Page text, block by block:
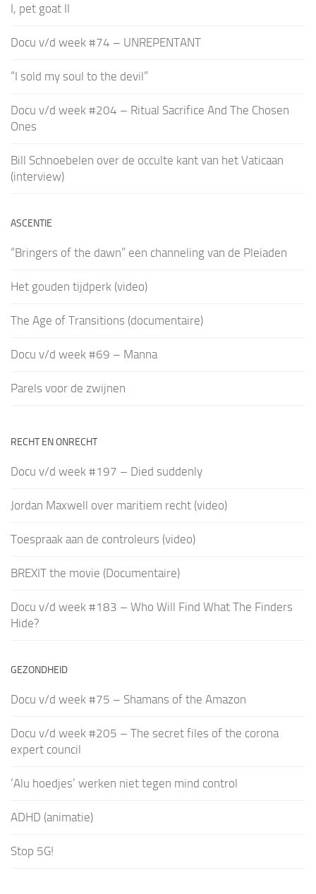
I, pet goat II
Docu v/d week #74 – UNREPENTANT
“I sold my soul to the devil”
Docu v/d week #204 – Ritual Sacrifice And The Chosen
Ones
Bill Schnoebelen over de occulte kant van het Vaticaan
(interview)
ASCENTIE
“Bringers of the dawn” een channeling van de Pleiaden
Het gouden tijdperk (video)
The Age of Transitions (documentaire)
Docu v/d week #69 – Manna
Parels voor de zwijnen
RECHT EN ONRECHT
Docu v/d week #197 – Died suddenly
Jordan Maxwell over maritiem recht (video)
Toespraak aan de controleurs (video)
BREXIT the movie (Documentaire)
Docu v/d week #183 – Who Will Find What The Finders
Hide?
GEZONDHEID
Docu v/d week #75 – Shamans of the Amazon
Docu v/d week #205 – The secret files of the corona
expert council
‘Alu hoedjes’ werken niet tegen mind control
ADHD (animatie)
Stop 5G!